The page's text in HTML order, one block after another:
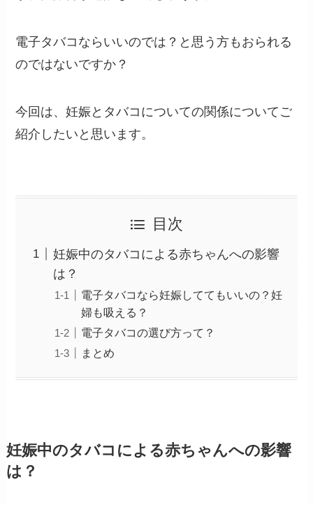
電子タバコならいいのでは？と思う方もおられる
のではないですか？
今回は、妊娠とタバコについての関係についてご
紹介したいと思います。
目次
妊娠中のタバコによる赤ちゃんへの影響
は？
電子タバコなら妊娠しててもいいの？妊
婦も吸える？
電子タバコの選び方って？
まとめ
妊娠中のタバコによる赤ちゃんへの影響
は？